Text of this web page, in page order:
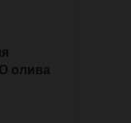
олива